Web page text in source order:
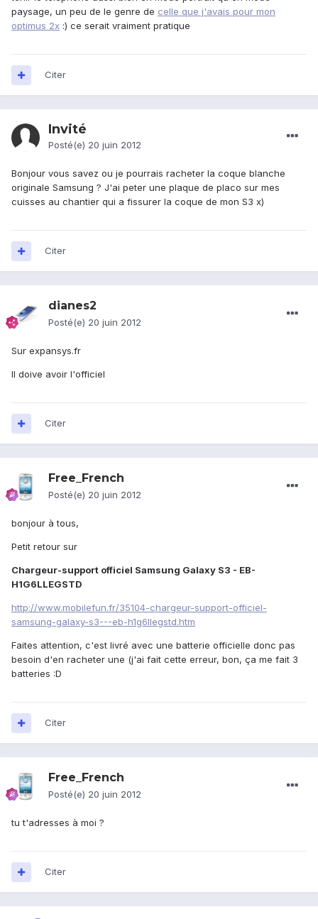
paysage, un peu de le genre de celle que j'avais pour mon
optimus 2x :) ce serait vraiment pratique
Citer
Invité
Posté(e) 20 juin 2012
Bonjour vous savez ou je pourrais racheter la coque blanche
originale Samsung ? J'ai peter une plaque de placo sur mes
cuisses au chantier qui a fissurer la coque de mon S3 x)
Citer
dianes2
Posté(e) 20 juin 2012
Sur expansys.fr
Il doive avoir l'officiel
Citer
Free_French
Posté(e) 20 juin 2012
bonjour à tous,
Petit retour sur
Chargeur-support officiel Samsung Galaxy S3 - EB-
H1G6LLEGSTD
http://www.mobilefun.fr/35104-chargeur-support-officiel-
samsung-galaxy-s3---eb-h1g6llegstd.htm
Faites attention, c'est livré avec une batterie officielle donc pas
besoin d'en racheter une (j'ai fait cette erreur, bon, ça me fait 3
batteries :D
Citer
Free_French
Posté(e) 20 juin 2012
tu t'adresses à moi ?
Citer